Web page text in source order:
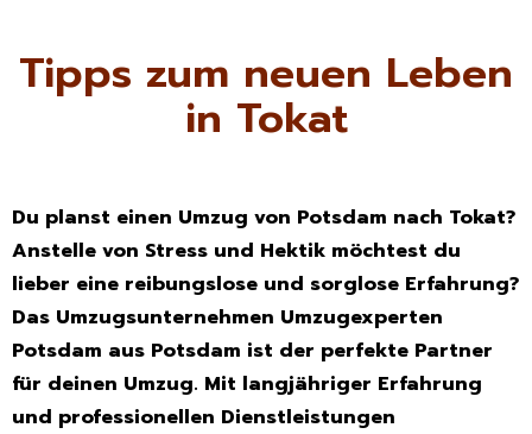
Tipps zum neuen Leben
in Tokat
Du planst einen Umzug von Potsdam nach Tokat?
Anstelle von Stress und Hektik möchtest du
lieber eine reibungslose und sorglose Erfahrung?
Das Umzugsunternehmen Umzugexperten
Potsdam aus Potsdam ist der perfekte Partner
für deinen Umzug. Mit langjähriger Erfahrung
und professionellen Dienstleistungen